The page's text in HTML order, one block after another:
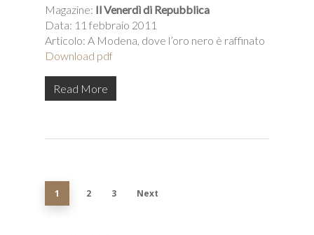
Magazine: Il Venerdì di Repubblica
Data: 11 febbraio 2011
Articolo: A Modena, dove l’oro nero è raffinato
Download pdf
Read More
1 2 3 Next